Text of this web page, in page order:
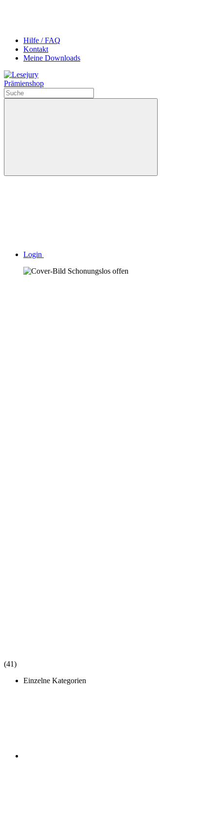
Hilfe / FAQ
Kontakt
Meine Downloads
Prämienshop
Login
(41)
Einzelne Kategorien